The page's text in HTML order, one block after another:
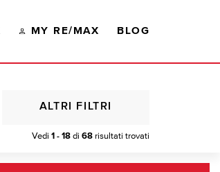
MY RE/MAX BLOG
Vedi 1 - 18 di 68 risultati trovati
ALTRI FILTRI